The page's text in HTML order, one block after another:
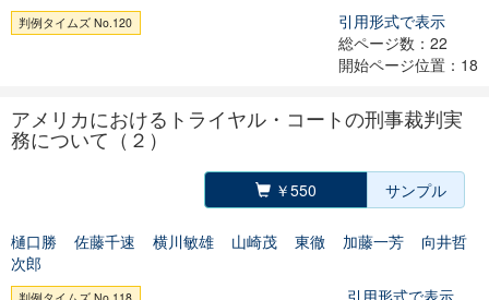
判例タイムズ No.120
引用形式で表示
総ページ数：22
開始ページ位置：18
アメリカにおけるトライヤル・コートの刑事裁判実
務について（２）
￥550 サンプル
樋口勝 佐藤千速 横川敏雄 山崎茂 東徹 加藤一芳
向井哲
次郎
引用形式で表示